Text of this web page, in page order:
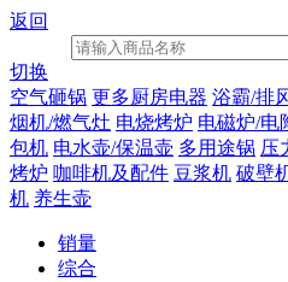
返回
切换
空气砸锅 更多厨房电器 浴霸/排
烟机/燃气灶 电烧烤炉 电磁炉/电
包机 电水壶/保温壶 多用途锅 压
烤炉 咖啡机及配件 豆浆机 破壁
机 养生壶
销量
综合